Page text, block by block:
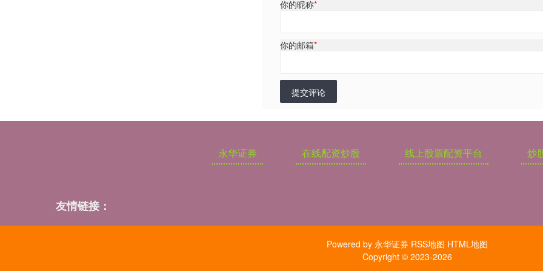
你的昵称*
你的邮箱*
提交评论
永华证券 在线配资炒股 线上股票配资平台 炒
友情链接：
Powered by 永华证券 RSS地图 HTML地图
Copyright © 2023-2026